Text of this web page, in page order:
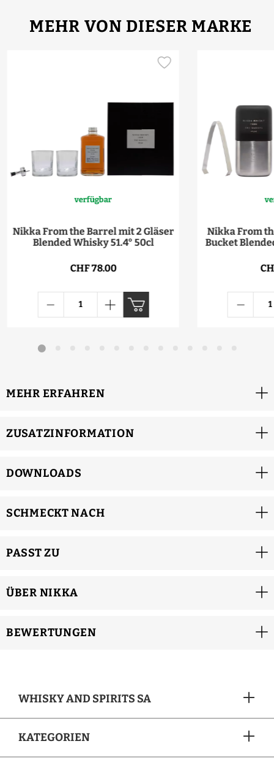
MEHR VON DIESER MARKE
verfügbar
Nikka From the Barrel mit 2 Gläser
Blended Whisky 51.4° 50cl
CHF 78.00
Nikka From
Bucket
MEHR ERFAHREN
ZUSATZINFORMATION
DOWNLOADS
SCHMECKT NACH
PASST ZU
ÜBER NIKKA
BEWERTUNGEN
WHISKY AND SPIRITS SA
KATEGORIEN